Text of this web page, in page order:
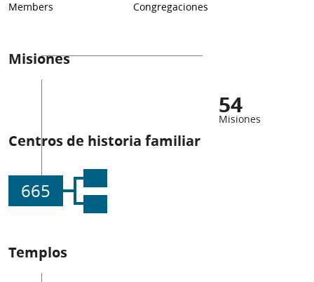
Members Congregaciones
Misiones
54
Misiones
Centros de historia familiar
665
Templos